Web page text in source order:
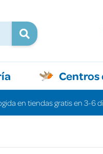
Centros
en tiendas gratis en 3-6